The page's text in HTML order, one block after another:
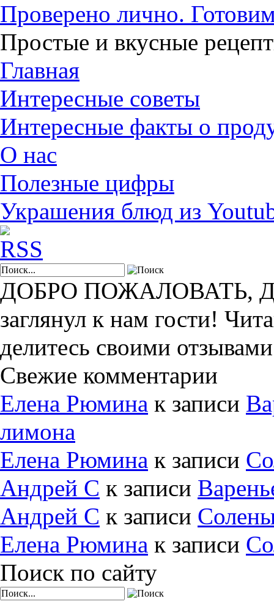
Проверено лично.
Простые и вкусные
Главная
Интересные советы
Интересные факты о
О нас
Полезные цифры
Украшения блюд из
ДОБРО ПОЖАЛОВАТЬ,
заглянул к нам гости!
делитесь своими
Свежие комментарии
Елена Рюмина к записи
лимона
Елена Рюмина к записи
Андрей С к записи
Андрей С к записи
Елена Рюмина к записи
Поиск по сайту